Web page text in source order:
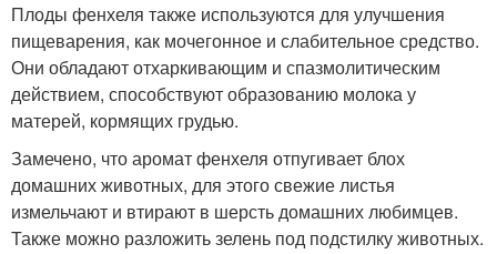
Плоды фенхеля также используются для улучшения
пищеварения, как мочегонное и слабительное средство.
Они обладают отхаркивающим и спазмолитическим
действием, способствуют образованию молока у
матерей, кормящих грудью.
Замечено, что аромат фенхеля отпугивает блох
домашних животных, для этого свежие листья
измельчают и втирают в шерсть домашних любимцев.
Также можно разложить зелень под подстилку животных.